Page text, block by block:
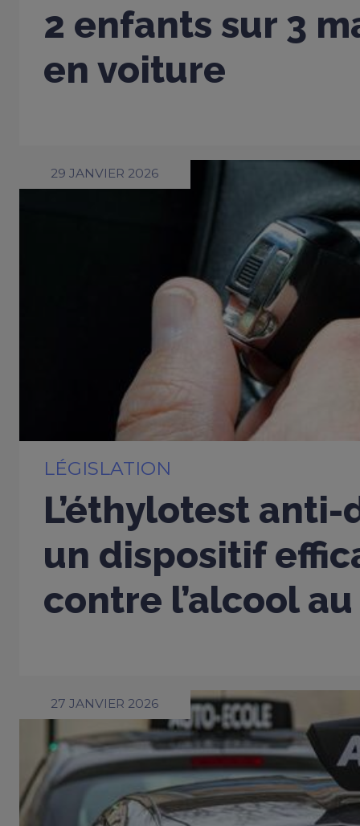
2 enfants sur 3
en voiture
29 JANVIER 2026
LÉGISLATION
L’éthylotest
un dispositif
contre l’alcool
27 JANVIER 2026